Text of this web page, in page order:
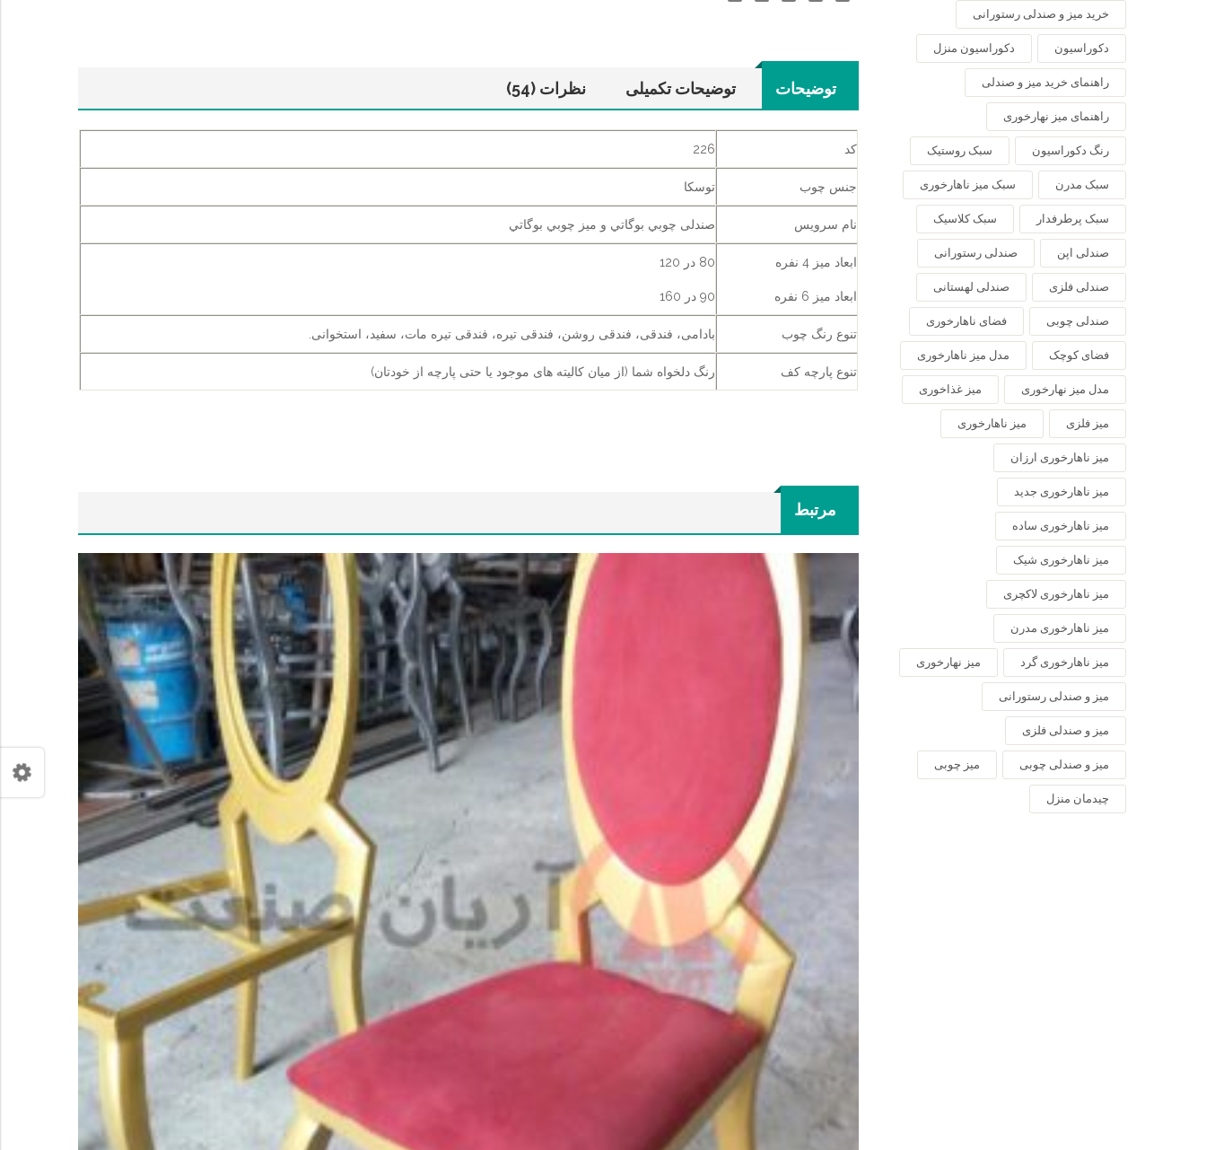
توضیحات توضیحات تکمیلی نظرات (54)
کد 226
جنس چوب توسکا
نام سرویس صندلی چوبي بوگاتي و ميز چوبي بوگاتي
ابعاد میز 4 نفره
ابعاد میز 6 نفره
80 در 120
90 در 160
تنوع رنگ چوب بادامی، فندقی، فندقی روشن، فندقی تیره، فندقی تیره مات، سفید، استخوانی.
تنوع پارچه کف رنگ دلخواه شما (از میان کالیته های موجود یا حتی پارچه از خودتان)
مرتبط
خرید میز و صندلی رستورانی
دکوراسیون دکوراسیون منزل
راهنمای خرید میز و صندلی
راهنمای میز نهارخوری
رنگ دکوراسیون سبک روستیک
سبک مدرن سبک میز ناهارخوری
سبک پرطرفدار سبک کلاسیک
صندلی اپن صندلی رستورانی
صندلی فلزی صندلی لهستانی
صندلی چوبی فضای ناهارخوری
فضای کوچک مدل میز ناهارخوری
مدل میز نهارخوری میز غذاخوری
میز فلزی میز ناهارخوری
میز ناهارخوری ارزان
میز ناهارخوری جدید
میز ناهارخوری ساده
میز ناهارخوری شیک
میز ناهارخوری لاکچری
میز ناهارخوری مدرن
میز ناهارخوری گرد میز نهارخوری
میز و صندلی رستورانی
میز و صندلی فلزی
میز و صندلی چوبی میز چوبی
چیدمان منزل